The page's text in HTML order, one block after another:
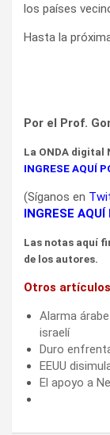
los países
Hasta la
Por el Prof.
La ONDA digital
INGRESE AQUÍ
(Síganos en
INGRESE
Las notas aquí
de los autores.
Otros
Alarma
israelí
Duro
EEUU
El apoyo a